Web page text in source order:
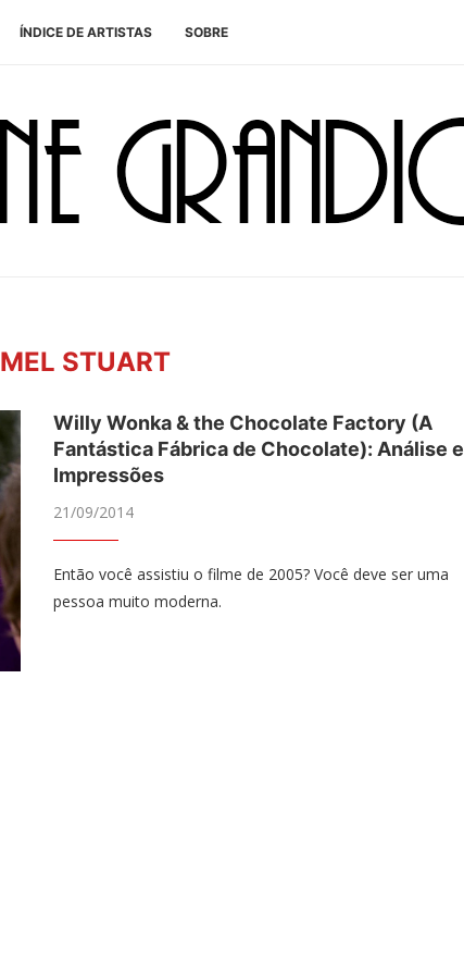
ÍNDICE DE ARTISTAS SOBRE
MEL STUART
Willy Wonka & the Chocolate Factory (A
Fantástica Fábrica de Chocolate): Análise e
Impressões
21/09/2014
Então você assistiu o filme de 2005? Você deve ser uma
pessoa muito moderna.